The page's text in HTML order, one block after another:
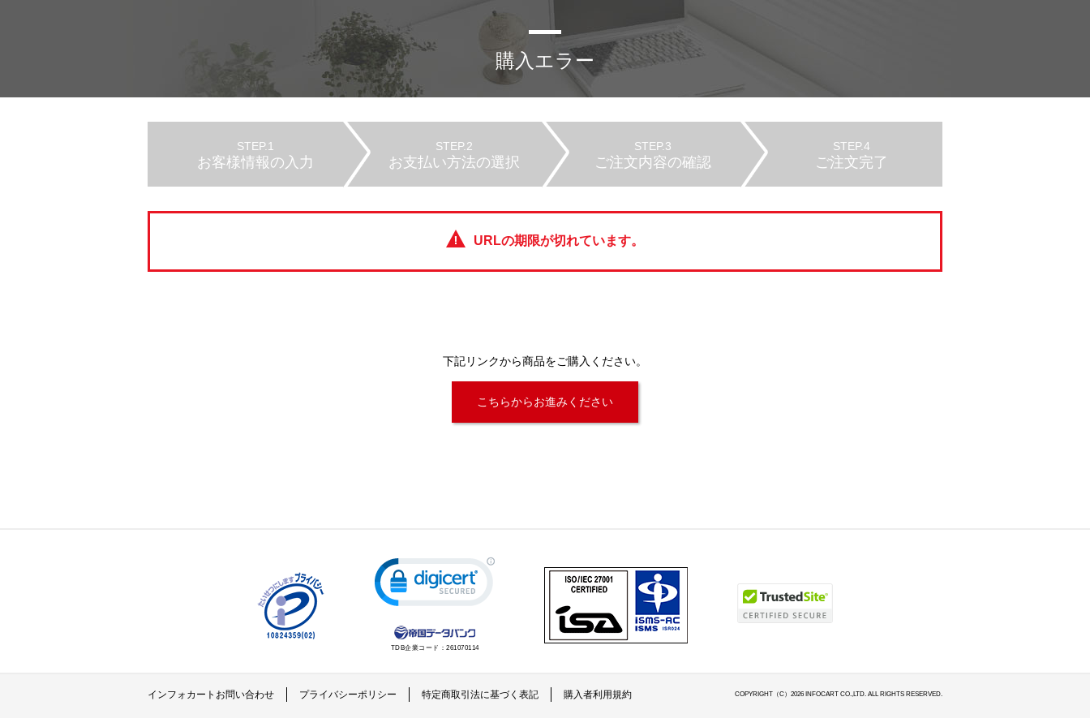
購入エラー
STEP.1
お客様情報の入力
STEP.2
お支払い方法の選択
STEP.3
ご注文内容の確認
STEP.4
ご注文完了
URLの期限が切れています。
下記リンクから商品をご購入ください。
こちらからお進みください
TDB企業コード： 261070114
インフォカートお問い合わせ プライバシーポリシー 特定商取引法に基づく表記 購入者利用規約 COPYRIGHT（C）2026 INFOCART CO.,LTD. ALL RIGHTS RESERVED.